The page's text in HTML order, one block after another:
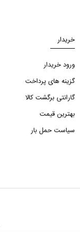
خریدار
ورود خریدار
گزینه های پرداخت
گارانتی برگشت کالا
بهترین قیمت
سیاست حمل بار